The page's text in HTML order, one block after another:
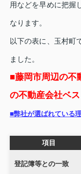
用などを早めに把握
なります。
以下の表に、玉村町
ました。
■藤岡市周辺の不
の不動産会社ベ
■弊社が選ばれている
項目
登記簿等との一致